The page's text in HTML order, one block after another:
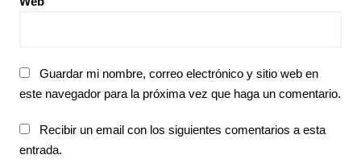
Guardar mi nombre, correo electrónico y sitio web en
este navegador para la próxima vez que haga un comentario.
Recibir un email con los siguientes comentarios a esta
entrada.